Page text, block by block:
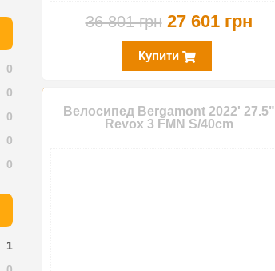
36 801 грн 27 601 грн
Купити
Велосипед Bergamont 2022' 27.5"
Revox 3 FMN S/40cm
0
0
0
0
0
1